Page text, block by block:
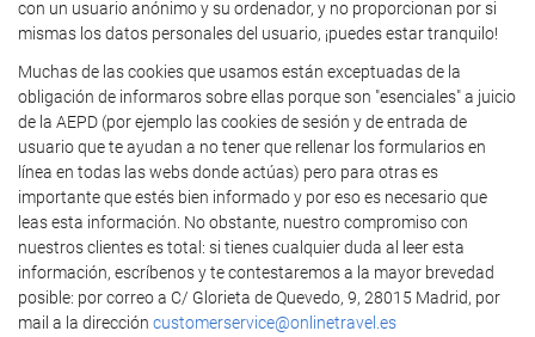
con un usuario anónimo y su ordenador, y no proporcionan por si
mismas los datos personales del usuario, ¡puedes estar tranquilo!
Muchas de las cookies que usamos están exceptuadas de la
obligación de informaros sobre ellas porque son "esenciales" a juicio
de la AEPD (por ejemplo las cookies de sesión y de entrada de
usuario que te ayudan a no tener que rellenar los formularios en
línea en todas las webs donde actúas) pero para otras es
importante que estés bien informado y por eso es necesario que
leas esta información. No obstante, nuestro compromiso con
nuestros clientes es total: si tienes cualquier duda al leer esta
información, escríbenos y te contestaremos a la mayor brevedad
posible: por correo a C/ Glorieta de Quevedo, 9, 28015 Madrid, por
mail a la dirección customerservice@onlinetravel.es